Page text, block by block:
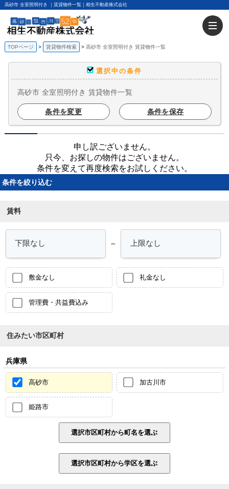
高砂市 全室照明付き ｜賃貸物件一覧｜相生不動産株式会社
TOPページ 賃貸物件検索 高砂市 全室照明付き 賃貸物件一覧
選択中の条件
高砂市 全室照明付き 賃貸物件一覧
条件を変更 条件を保存
申し訳ございません。
只今、お探しの物件はございません。
条件を変えて再度検索をお試しください。
条件を絞り込む
賃料
～
敷金なし 礼金なし
管理費・共益費込み
住みたい市区町村
兵庫県
高砂市 加古川市
姫路市